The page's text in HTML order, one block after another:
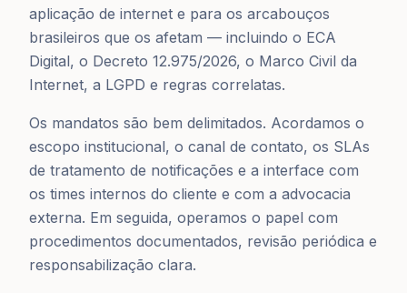
aplicação de internet e para os arcabouços
brasileiros que os afetam — incluindo o ECA
Digital, o Decreto 12.975/2026, o Marco Civil da
Internet, a LGPD e regras correlatas.
Os mandatos são bem delimitados. Acordamos o
escopo institucional, o canal de contato, os SLAs
de tratamento de notificações e a interface com
os times internos do cliente e com a advocacia
externa. Em seguida, operamos o papel com
procedimentos documentados, revisão periódica e
responsabilização clara.